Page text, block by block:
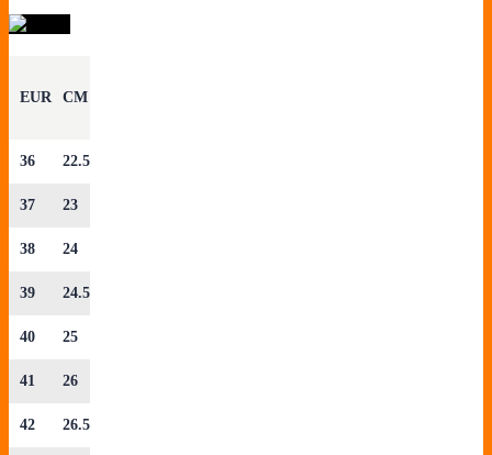
EUR CM
36 22.5
37 23
38 24
39 24.5
40 25
41 26
42 26.5